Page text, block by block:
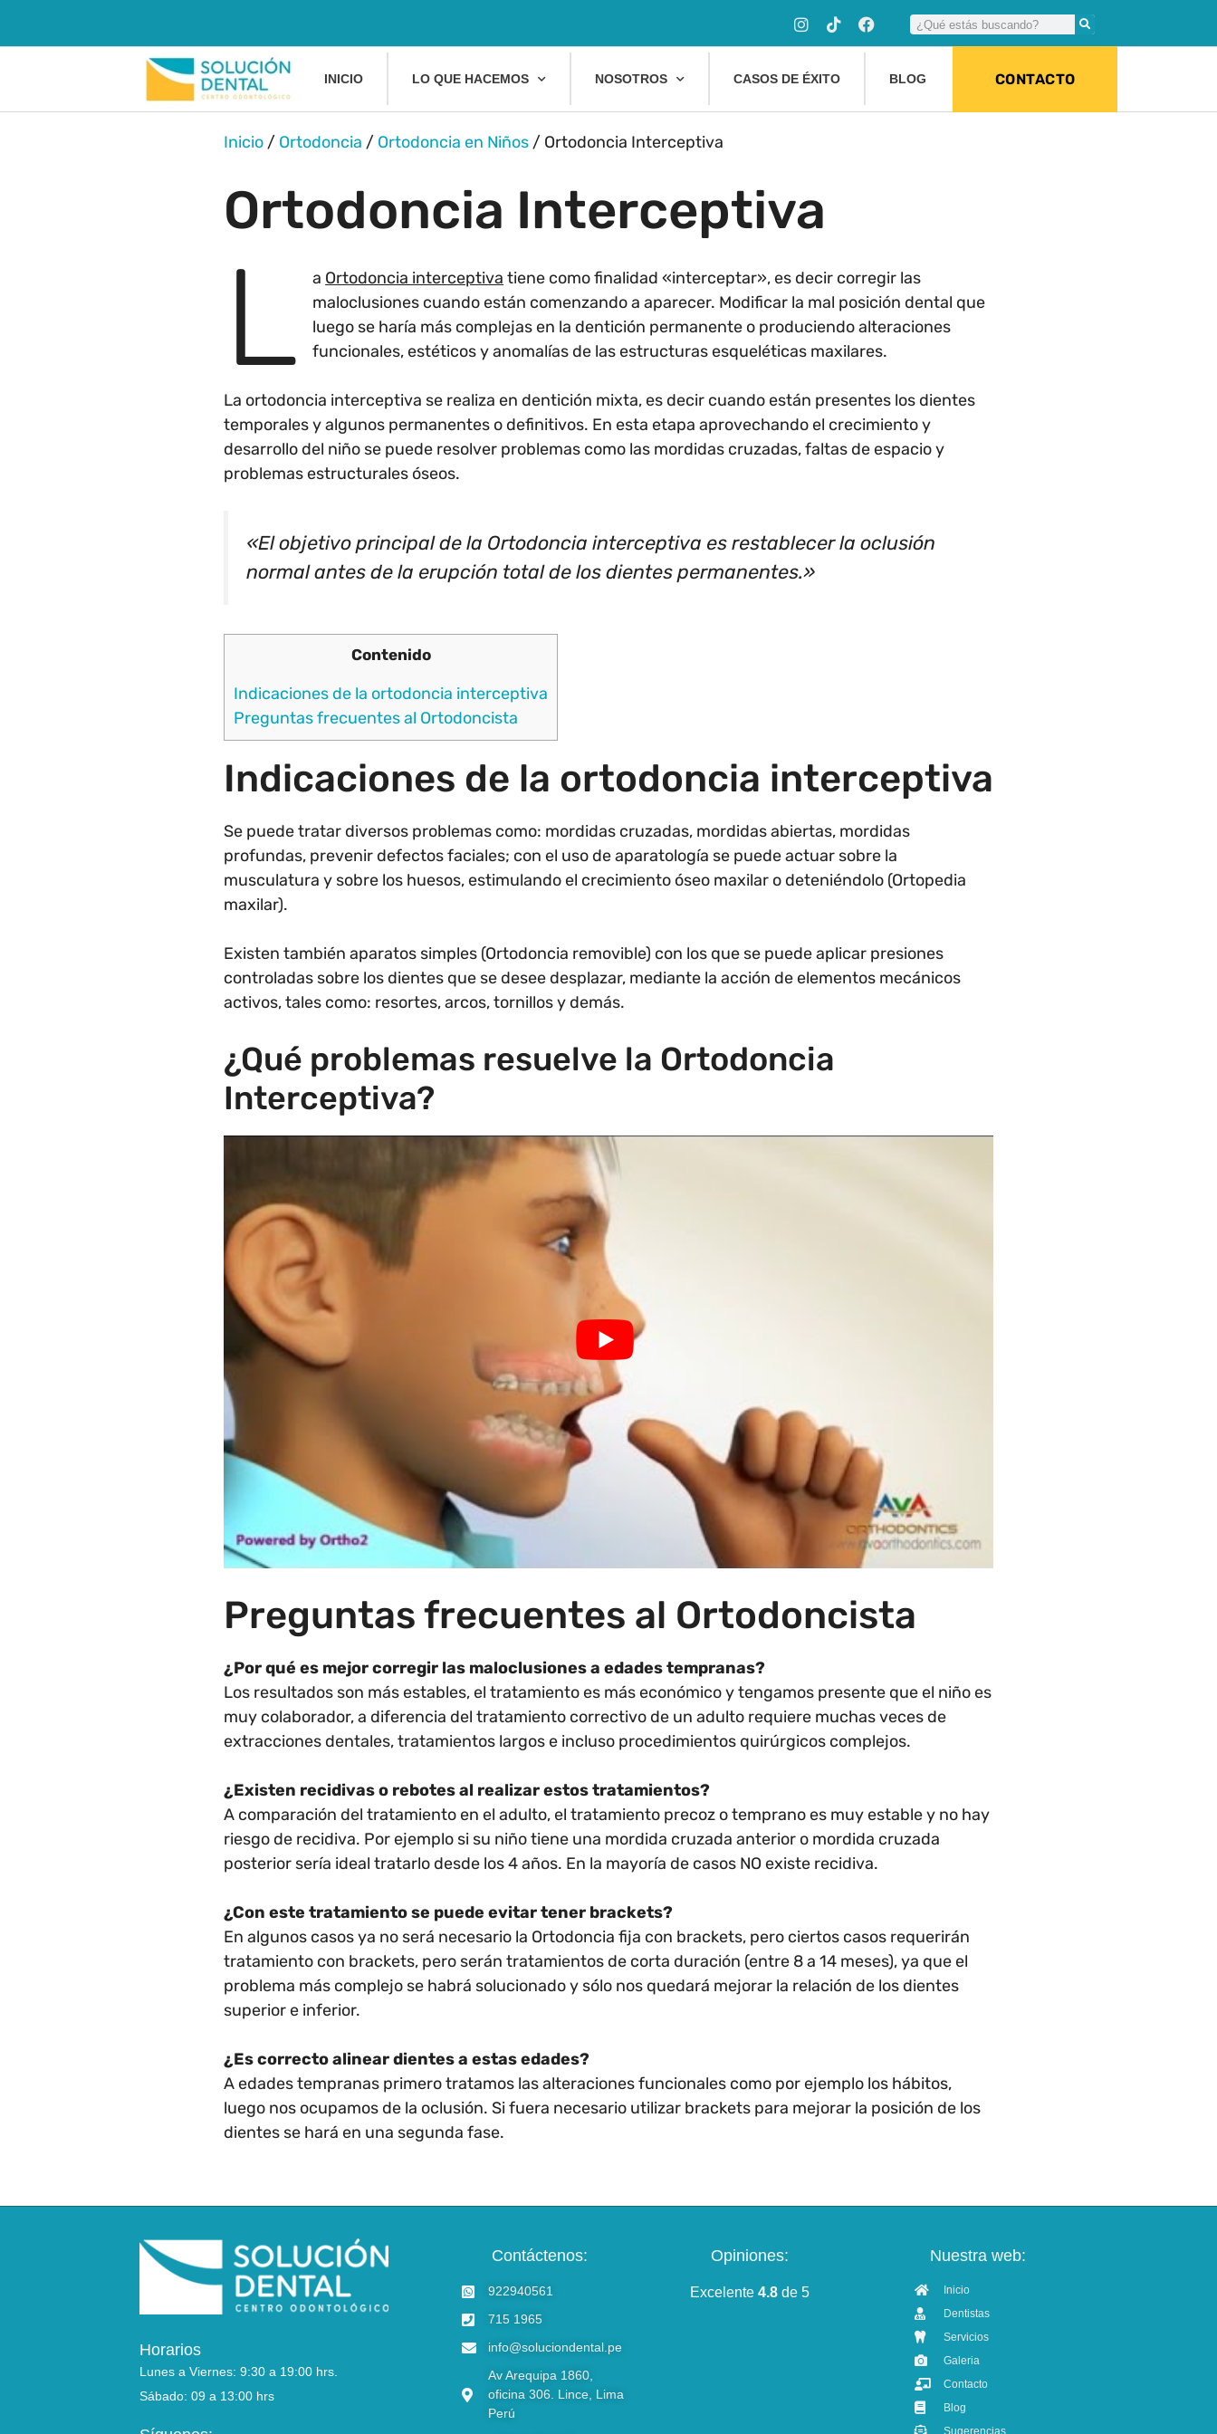
INICIO LO QUE HACEMOS NOSOTROS CASOS DE ÉXITO BLOG CONTACTO
Inicio / Ortodoncia / Ortodoncia en Niños / Ortodoncia Interceptiva
Ortodoncia Interceptiva
L a Ortodoncia interceptiva tiene como finalidad «interceptar», es decir corregir las
maloclusiones cuando están comenzando a aparecer. Modificar la mal posición dental que
luego se haría más complejas en la dentición permanente o produciendo alteraciones
funcionales, estéticos y anomalías de las estructuras esqueléticas maxilares.
La ortodoncia interceptiva se realiza en dentición mixta, es decir cuando están presentes los dientes
temporales y algunos permanentes o definitivos. En esta etapa aprovechando el crecimiento y
desarrollo del niño se puede resolver problemas como las mordidas cruzadas, faltas de espacio y
problemas estructurales óseos.
«El objetivo principal de la Ortodoncia interceptiva es restablecer la oclusión
normal antes de la erupción total de los dientes permanentes.»
Contenido
Indicaciones de la ortodoncia interceptiva
Preguntas frecuentes al Ortodoncista
Indicaciones de la ortodoncia interceptiva
Se puede tratar diversos problemas como: mordidas cruzadas, mordidas abiertas, mordidas
profundas, prevenir defectos faciales; con el uso de aparatología se puede actuar sobre la
musculatura y sobre los huesos, estimulando el crecimiento óseo maxilar o deteniéndolo (Ortopedia
maxilar).
Existen también aparatos simples (Ortodoncia removible) con los que se puede aplicar presiones
controladas sobre los dientes que se desee desplazar, mediante la acción de elementos mecánicos
activos, tales como: resortes, arcos, tornillos y demás.
¿Qué problemas resuelve la Ortodoncia
Interceptiva?
Preguntas frecuentes al Ortodoncista
¿Por qué es mejor corregir las maloclusiones a edades tempranas?
Los resultados son más estables, el tratamiento es más económico y tengamos presente que el niño es
muy colaborador, a diferencia del tratamiento correctivo de un adulto requiere muchas veces de
extracciones dentales, tratamientos largos e incluso procedimientos quirúrgicos complejos.
¿Existen recidivas o rebotes al realizar estos tratamientos?
A comparación del tratamiento en el adulto, el tratamiento precoz o temprano es muy estable y no hay
riesgo de recidiva. Por ejemplo si su niño tiene una mordida cruzada anterior o mordida cruzada
posterior sería ideal tratarlo desde los 4 años. En la mayoría de casos NO existe recidiva.
¿Con este tratamiento se puede evitar tener brackets?
En algunos casos ya no será necesario la Ortodoncia fija con brackets, pero ciertos casos requerirán
tratamiento con brackets, pero serán tratamientos de corta duración (entre 8 a 14 meses), ya que el
problema más complejo se habrá solucionado y sólo nos quedará mejorar la relación de los dientes
superior e inferior.
¿Es correcto alinear dientes a estas edades?
A edades tempranas primero tratamos las alteraciones funcionales como por ejemplo los hábitos,
luego nos ocupamos de la oclusión. Si fuera necesario utilizar brackets para mejorar la posición de los
dientes se hará en una segunda fase.
Horarios
Lunes a Viernes: 9:30 a 19:00 hrs.
Sábado: 09 a 13:00 hrs
Contáctenos:
922940561
715 1965
info@soluciondental.pe
Av Arequipa 1860,
oficina 306. Lince, Lima
Perú
Opiniones:
Excelente 4.8de 5
Nuestra web:
Inicio
Dentistas
Servicios
Galeria
Contacto
Blog